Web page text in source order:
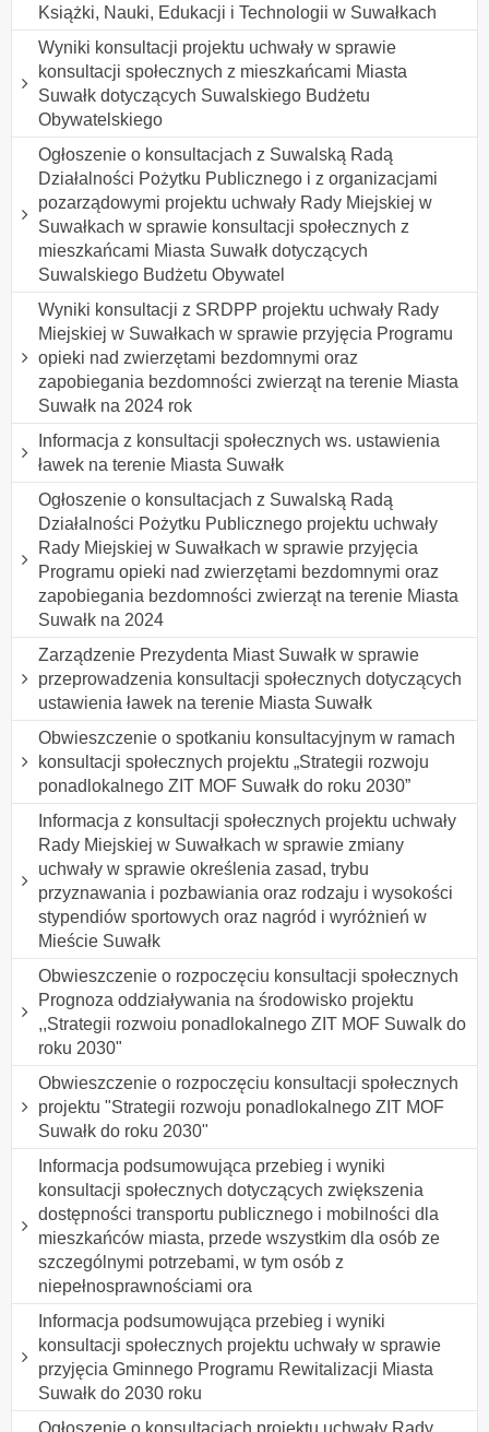
Książki, Nauki, Edukacji i Technologii w Suwałkach
Wyniki konsultacji projektu uchwały w sprawie
konsultacji społecznych z mieszkańcami Miasta
Suwałk dotyczących Suwalskiego Budżetu
Obywatelskiego
Ogłoszenie o konsultacjach z Suwalską Radą
Działalności Pożytku Publicznego i z organizacjami
pozarządowymi projektu uchwały Rady Miejskiej w
Suwałkach w sprawie konsultacji społecznych z
mieszkańcami Miasta Suwałk dotyczących
Suwalskiego Budżetu Obywatel
Wyniki konsultacji z SRDPP projektu uchwały Rady
Miejskiej w Suwałkach w sprawie przyjęcia Programu
opieki nad zwierzętami bezdomnymi oraz
zapobiegania bezdomności zwierząt na terenie Miasta
Suwałk na 2024 rok
Informacja z konsultacji społecznych ws. ustawienia
ławek na terenie Miasta Suwałk
Ogłoszenie o konsultacjach z Suwalską Radą
Działalności Pożytku Publicznego projektu uchwały
Rady Miejskiej w Suwałkach w sprawie przyjęcia
Programu opieki nad zwierzętami bezdomnymi oraz
zapobiegania bezdomności zwierząt na terenie Miasta
Suwałk na 2024
Zarządzenie Prezydenta Miast Suwałk w sprawie
przeprowadzenia konsultacji społecznych dotyczących
ustawienia ławek na terenie Miasta Suwałk
Obwieszczenie o spotkaniu konsultacyjnym w ramach
konsultacji społecznych projektu „Strategii rozwoju
ponadlokalnego ZIT MOF Suwałk do roku 2030”
Informacja z konsultacji społecznych projektu uchwały
Rady Miejskiej w Suwałkach w sprawie zmiany
uchwały w sprawie określenia zasad, trybu
przyznawania i pozbawiania oraz rodzaju i wysokości
stypendiów sportowych oraz nagród i wyróżnień w
Mieście Suwałk
Obwieszczenie o rozpoczęciu konsultacji społecznych
Prognoza oddziaływania na środowisko projektu
,,Strategii rozwoiu ponadlokalnego ZIT MOF Suwalk do
roku 2030"
Obwieszczenie o rozpoczęciu konsultacji społecznych
projektu "Strategii rozwoju ponadlokalnego ZIT MOF
Suwałk do roku 2030"
Informacja podsumowująca przebieg i wyniki
konsultacji społecznych dotyczących zwiększenia
dostępności transportu publicznego i mobilności dla
mieszkańców miasta, przede wszystkim dla osób ze
szczególnymi potrzebami, w tym osób z
niepełnosprawnościami ora
Informacja podsumowująca przebieg i wyniki
konsultacji społecznych projektu uchwały w sprawie
przyjęcia Gminnego Programu Rewitalizacji Miasta
Suwałk do 2030 roku
Ogłoszenie o konsultacjach projektu uchwały Rady